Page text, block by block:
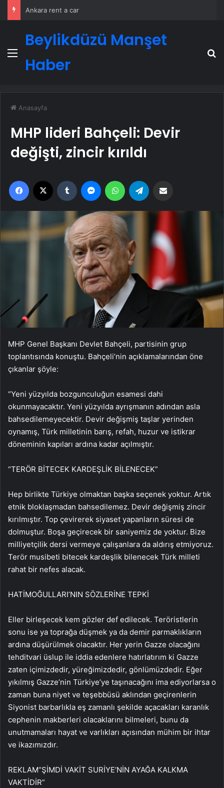
Ankara rent a car
Menü
Beylikdüzü Manşet
Haber
Anasayfa
MHP lideri Bahçeli: Devir
değişti, zincir kırıldı
Facebook Tumblr MessengerWhatsApp
MHP Genel Başkanı Devlet Bahçeli, partisinin grup
toplantısında konuştu. Bahçeli’nin açıklamalarından öne
çıkanlar şöyle:
“Yeni yüzyılda bozgunculuğun esamesi dahi
okunmayacaktır. Yeni yüzyılda ayrışmanın adından asla
bahsedilemeyecektir. Devir değişmiş taşlar yerinden
oynamış, Türk milletinin barış, refah, huzur ve istikrar
döneminin kapıları ardına kadar açılmıştır.
“TERÖR BİTECEK KARDEŞLİK BİLENECEK”
Hep birlikte Türkiye olmaktan başka seçenek yoktur. Artık
etnik bloklaşmadan bahsedilemez. Devir değişmiş zincir
kırılmıştır. Top çevirerek siyaset yapanların süresi de
dolmuştur. Boşa geçirecek bir saniyemiz de yoktur. Bize
milliyetçilik dersi vermeye çalışanlara da aldırış etmiyoruz.
Terör musibeti bitecek kardeşlik bilenecek Türk milleti
rahat bir nefes alacak.
HATİMOĞULLARI’NIN SÖZLERİNE TEPKİ
Eller birleşecek kem gözler def edilecek. Teröristlerin
sonu ise ya toprağa düşmek ya da demir parmaklıkların
ardına düşürülmek olacaktır. Her yerin Gazze olacağını
tehditvari üslup ile iddia edenlere hatırlatırım ki Gazze
zaten içimizdedir, yüreğimizdedir, gönlümüzdedir. Eğer
yıkılmış Gazze’nin Türkiye’ye taşınacağını ima ediyorlarsa o
zaman buna niyet ve teşebbüsü aklından geçirenlerin
Siyonist barbarlıkla eş zamanlı şekilde açacakları karanlık
cephenin makberleri olacaklarını bilmeleri, bunu da
unutmamaları hayat ve varlıkları açısından mühim bir ihtar
ve ikazımızdır.
REKLAM“ŞİMDİ VAKİT SURİYE’NİN AYAĞA KALKMA
VAKTİDİR”